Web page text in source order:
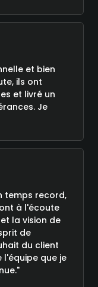
et bien
ils ont
et livré un
Je
temps record,
à l'écoute
la vision de
de
du client
l'équipe que je